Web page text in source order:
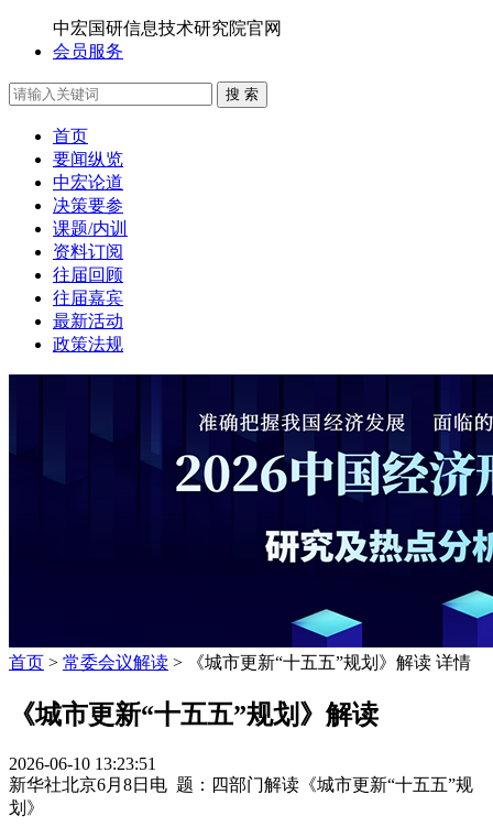
中宏国研信息技术研究院官网
会员服务
搜 索
首页
要闻纵览
中宏论道
决策要参
课题/内训
资料订阅
往届回顾
往届嘉宾
最新活动
政策法规
首页 > 常委会议解读 > 《城市更新“十五五”规划》解读 详情
《城市更新“十五五”规划》解读
2026-06-10 13:23:51
新华社北京6月8日电 题：四部门解读《城市更新“十五五”规
划》